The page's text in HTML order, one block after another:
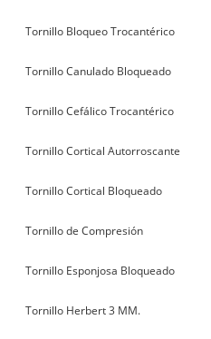
Tornillo Bloqueo Trocantérico
Tornillo Canulado Bloqueado
Tornillo Cefálico Trocantérico
Tornillo Cortical Autorroscante
Tornillo Cortical Bloqueado
Tornillo de Compresión
Tornillo Esponjosa Bloqueado
Tornillo Herbert 3 MM.